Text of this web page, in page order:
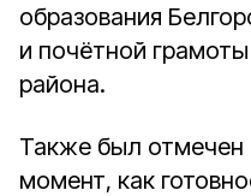
образования
и почётной
района.
Также был
момент, как